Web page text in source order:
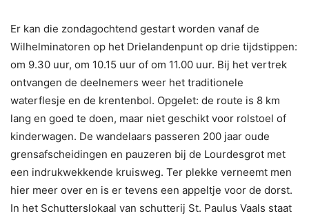
Er kan die zondagochtend gestart worden vanaf de
Wilhelminatoren op het Drielandenpunt op drie tijdstippen:
om 9.30 uur, om 10.15 uur of om 11.00 uur. Bij het vertrek
ontvangen de deelnemers weer het traditionele
waterflesje en de krentenbol. Opgelet: de route is 8 km
lang en goed te doen, maar niet geschikt voor rolstoel of
kinderwagen. De wandelaars passeren 200 jaar oude
grensafscheidingen en pauzeren bij de Lourdesgrot met
een indrukwekkende kruisweg. Ter plekke verneemt men
hier meer over en is er tevens een appeltje voor de dorst.
In het Schutterslokaal van schutterij St. Paulus Vaals staat